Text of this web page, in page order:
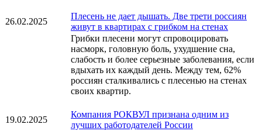
26.02.2025
Плесень не дает дышать. Две трети россиян
живут в квартирах с грибком на стенах
Грибки плесени могут спровоцировать
насморк, головную боль, ухудшение сна,
слабость и более серьезные заболевания, если
вдыхать их каждый день. Между тем, 62%
россиян сталкивались с плесенью на стенах
своих квартир.
19.02.2025
Компания РОКВУЛ признана одним из
лучших работодателей России